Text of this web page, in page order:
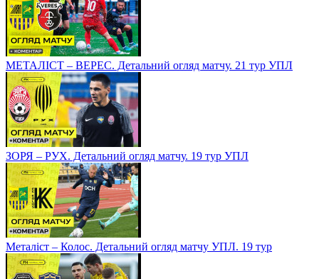
МЕТАЛІСТ – ВЕРЕС. Детальний огляд матчу. 21 тур УПЛ
ЗОРЯ – РУХ. Детальний огляд матчу. 19 тур УПЛ
Металіст – Колос. Детальний огляд матчу УПЛ. 19 тур